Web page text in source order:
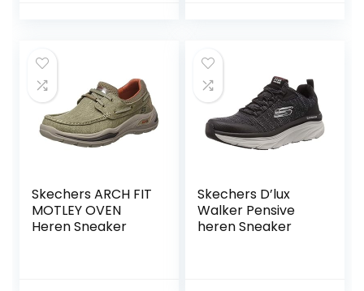
Skechers ARCH FIT
MOTLEY OVEN
Heren Sneaker
Skechers D’lux
Walker Pensive
heren Sneaker